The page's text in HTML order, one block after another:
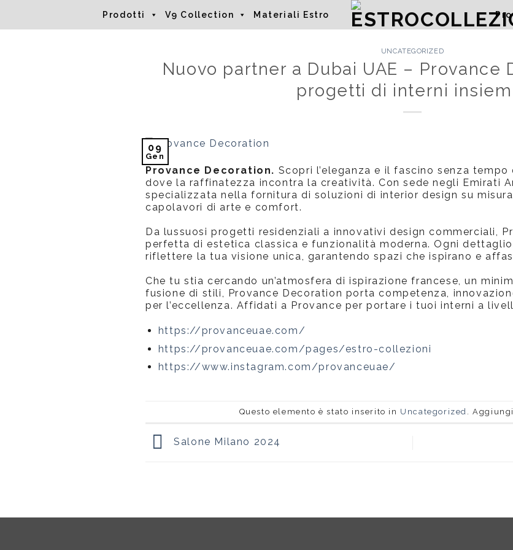
contenuti
Prodotti V9 Collection Materiali Estro
UNCATEGORIZED
Nuovo partner a Dubai UAE – Provance
progetti di interni
09
Gen
Provance Decoration. Scopri l’eleganza e il fascino senza
dove la raffinatezza incontra la creatività. Con sede negli Emirati
specializzata nella fornitura di soluzioni di interior design su
capolavori di arte e comfort.
Da lussuosi progetti residenziali a innovativi design commerciali,
perfetta di estetica classica e funzionalità moderna. Ogni
riflettere la tua visione unica, garantendo spazi che ispirano e
Che tu stia cercando un’atmosfera di ispirazione francese, un
fusione di stili, Provance Decoration porta competenza,
per l’eccellenza. Affidati a Provance per portare i tuoi interni a
https://provanceuae.com/
https://provanceuae.com/pages/estro-collezioni
https://www.instagram.com/provanceuae/
Questo elemento è stato inserito in Uncategorized .
Salone Milano 2024